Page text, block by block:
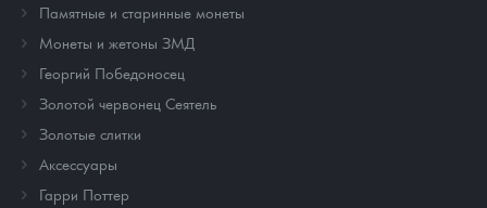
Памятные и старинные монеты
Монеты и жетоны ЗМД
Георгий Победоносец
Золотой червонец Сеятель
Золотые слитки
Аксессуары
Гарри Поттер